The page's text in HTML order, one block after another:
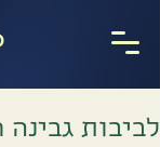
לביבות גבינה